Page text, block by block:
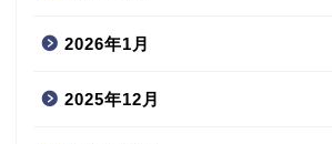
2026年1月
2025年12月